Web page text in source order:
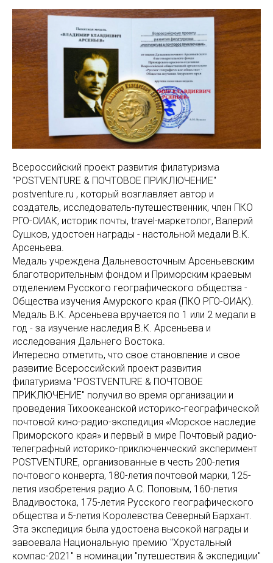
Всероссийский проект развития филатуризма
"POSTVENTURE & ПОЧТОВОЕ ПРИКЛЮЧЕНИЕ"
postventure.ru , который возглавляет автор и
создатель, исследователь-путешественник, член ПКО
РГО-ОИАК, историк почты, travel-маркетолог, Валерий
Сушков, удостоен награды - настольной медали В.К.
Арсеньева.
Медаль учреждена Дальневосточным Арсеньевским
благотворительным фондом и Приморским краевым
отделением Русского географического общества -
Общества изучения Амурского края (ПКО РГО-ОИАК).
Медаль В.К. Арсеньева вручается по 1 или 2 медали в
год - за изучение наследия В.К. Арсеньева и
исследования Дальнего Востока.
Интересно отметить, что свое становление и свое
развитие Всероссийский проект развития
филатуризма "POSTVENTURE & ПОЧТОВОЕ
ПРИКЛЮЧЕНИЕ" получил во время организации и
проведения Тихоокеанской историко-географической
почтовой кино-радио-экспедиция «Морское наследие
Приморского края» и первый в мире Почтовый радио-
телеграфный историко-приключенческий эксперимент
POSTVENTURE, организованные в честь 200-летия
почтового конверта, 180-летия почтовой марки, 125-
летия изобретения радио А.С. Поповым, 160-летия
Владивостока, 175-летия Русского географического
общества и 5-летия Королевства Северный Бархант.
Эта экспедиция была удостоена высокой награды и
завоевала Национальную премию "Хрустальный
компас-2021" в номинации "путешествия & экспедиции"